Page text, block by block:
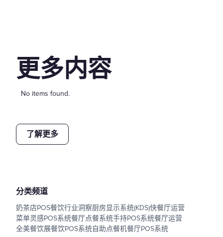
更多内容
No items found.
了解更多
分类频道
奶茶店POS餐饮行业洞察厨房显示系统(KDS)快餐厅运营
菜单灵感POS系统餐厅点餐系统手持POS系统餐厅运营
全美餐饮展餐饮POS系统自助点餐机餐厅POS系统